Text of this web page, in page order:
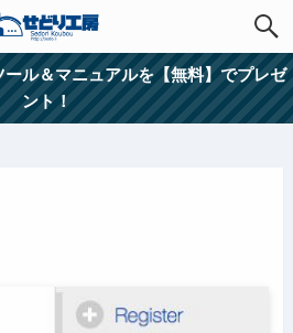
ル＆マニュアルを【無料】でプレゼ
ント！